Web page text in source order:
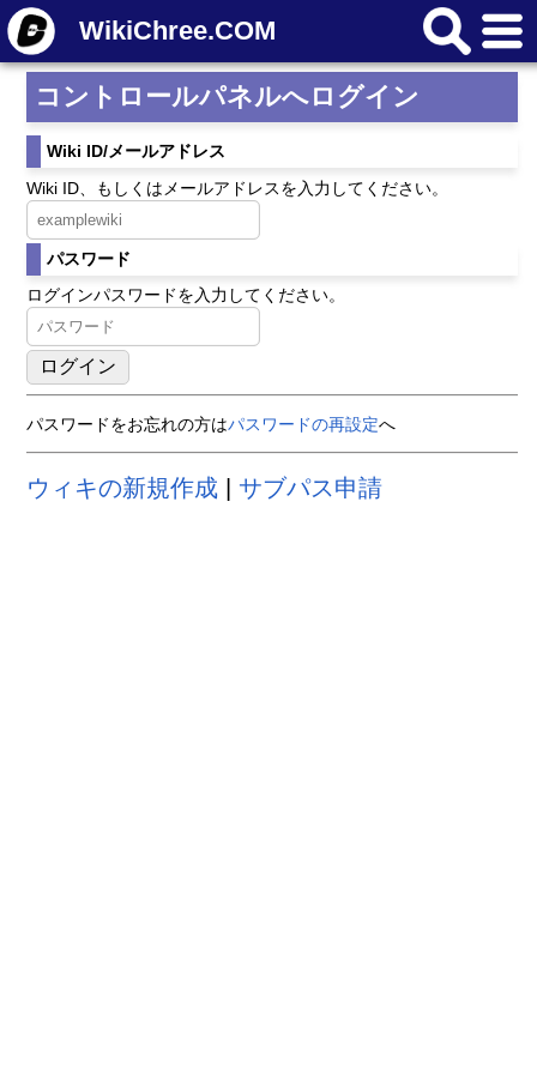
WikiChree.COM
コントロールパネルへログイン
Wiki ID/メールアドレス
Wiki ID、もしくはメールアドレスを入力してください。
パスワード
ログインパスワードを入力してください。
パスワードをお忘れの方はパスワードの再設定へ
ウィキの新規作成 サブパス申請